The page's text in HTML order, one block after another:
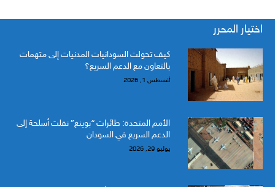
اختيار المحرر
كيف تحولت السودانيات المدنيات إلى متهمات
بالتعاون مع الدعم السريع؟
أغسطس 1, 2026
الأمم المتحدة: طائرات “بوينغ” نقلت أسلحة إلى
الدعم السريع في السودان
يوليو 29, 2026